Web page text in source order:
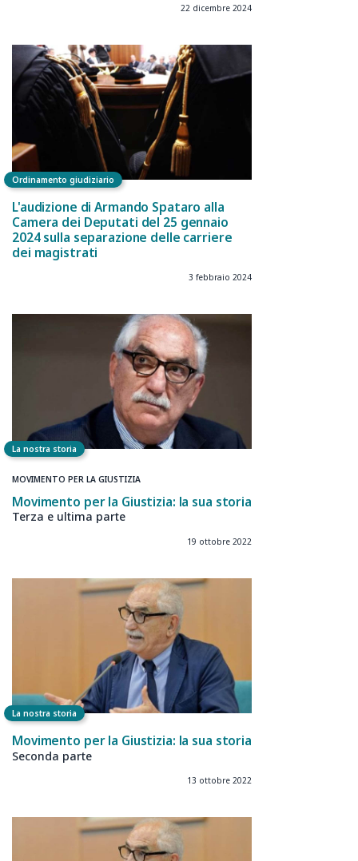
22 dicembre 2024
Ordinamento giudiziario
L'audizione di Armando Spataro alla
Camera dei Deputati del 25 gennaio
2024 sulla separazione delle carriere
dei magistrati
3 febbraio 2024
La nostra storia
MOVIMENTO PER LA GIUSTIZIA
Movimento per la Giustizia: la sua storia
Terza e ultima parte
19 ottobre 2022
La nostra storia
Movimento per la Giustizia: la sua storia
Seconda parte
13 ottobre 2022